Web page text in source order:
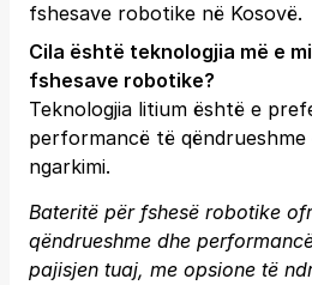
fshesave robotike në Kosovë.
Cila është teknologjia më e
fshesave robotike?
Teknologjia litium është e
performancë të
ngarkimi.
Bateritë për fshesë robotike
qëndrueshme dhe
pajisjen tuaj, me opsione të